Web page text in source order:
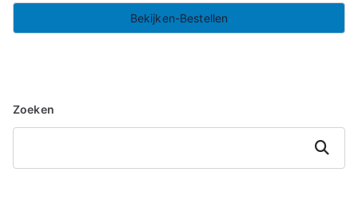
Bekijken-Bestellen
Zoeken
Zoeken